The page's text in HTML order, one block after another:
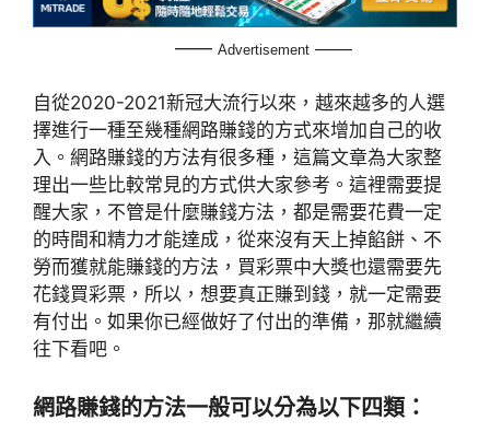
—— Advertisement ——
自從2020-2021新冠大流行以來，越來越多的人選
擇進行一種至幾種網路賺錢的方式來增加自己的收
入。網路賺錢的方法有很多種，這篇文章為大家整
理出一些比較常見的方式供大家參考。這裡需要提
醒大家，不管是什麼賺錢方法，都是需要花費一定
的時間和精力才能達成，從來沒有天上掉餡餅、不
勞而獲就能賺錢的方法，買彩票中大獎也還需要先
花錢買彩票，所以，想要真正賺到錢，就一定需要
有付出。如果你已經做好了付出的準備，那就繼續
往下看吧。
網路賺錢的方法一般可以分為以下四類：